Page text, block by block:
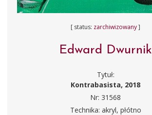
[ status: zarchiwizowany]
Edward Dwurnik
Tytuł:
Kontrabasista, 2018
Nr: 31568
Technika: akryl, płótno